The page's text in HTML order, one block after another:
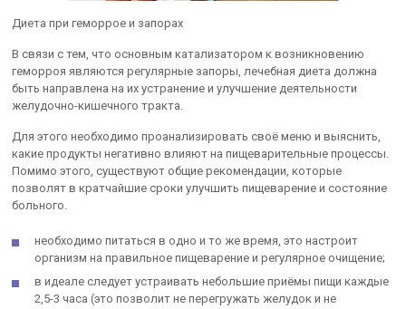
Диета при геморрое и запорах
В связи с тем, что основным катализатором к возникновению
геморроя являются регулярные запоры, лечебная диета должна
быть направлена на их устранение и улучшение деятельности
желудочно-кишечного тракта.
Для этого необходимо проанализировать своё меню и выяснить,
какие продукты негативно влияют на пищеварительные процессы.
Помимо этого, существуют общие рекомендации, которые
позволят в кратчайшие сроки улучшить пищеварение и состояние
больного.
необходимо питаться в одно и то же время, это настроит
организм на правильное пищеварение и регулярное очищение;
в идеале следует устраивать небольшие приёмы пищи каждые
2,5-3 часа (это позволит не перегружать желудок и не